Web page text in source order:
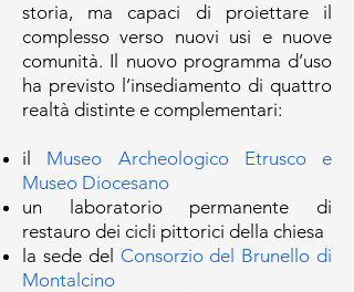
storia, ma capaci di proiettare il
complesso verso nuovi usi e nuove
comunità. I l nuovo programma d’uso
ha previsto l’insediamento di quattro
realtà distinte e complementari:
il Museo Archeologico Etrusco e
Museo Diocesano
un laboratorio permanente di
restauro dei cicli pittorici della chiesa
la sede del Consorzio del Brunello di
Montalcino